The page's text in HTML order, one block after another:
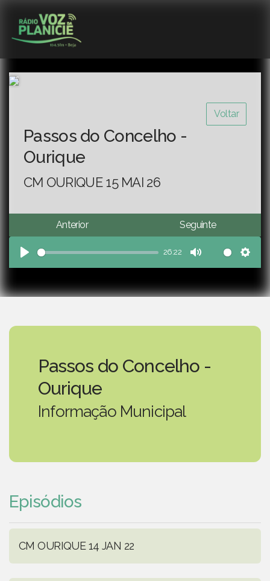
Voltar
Passos do Concelho -
Ourique
CM OURIQUE 15 MAI 26
Anterior Seguinte
Play
26:22
Mute
Passos do Concelho -
Ourique
Informação Municipal
Episódios
CM OURIQUE 14 JAN 22